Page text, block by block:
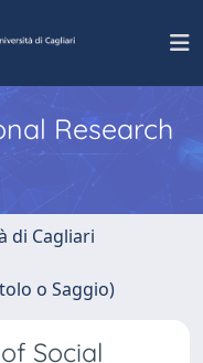
Research
di Cagliari
o Saggio)
Social